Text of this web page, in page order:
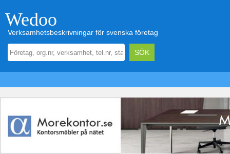
Wedoo
Verksamhetsbeskrivningar för svenska företag